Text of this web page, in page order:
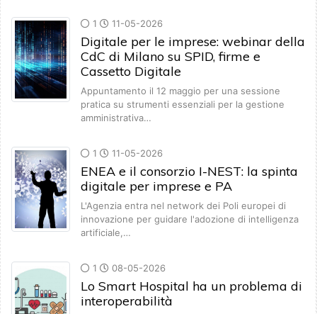
1 11-05-2026
Digitale per le imprese: webinar della
CdC di Milano su SPID, firme e
Cassetto Digitale
Appuntamento il 12 maggio per una sessione
pratica su strumenti essenziali per la gestione
amministrativa…
1 11-05-2026
ENEA e il consorzio I-NEST: la spinta
digitale per imprese e PA
L'Agenzia entra nel network dei Poli europei di
innovazione per guidare l'adozione di intelligenza
artificiale,…
1 08-05-2026
Lo Smart Hospital ha un problema di
interoperabilità